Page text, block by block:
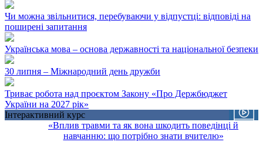
Чи можна звільнитися, перебуваючи у відпустці: відповіді на
поширені запитання
Українська мова – основа державності та національної безпеки
30 липня – Міжнародний день дружби
Триває робота над проєктом Закону «Про Держбюджет
України на 2027 рік»
Інтерактивний курс
«Вплив травми та як вона шкодить поведінці й
навчанню: що потрібно знати вчителю»